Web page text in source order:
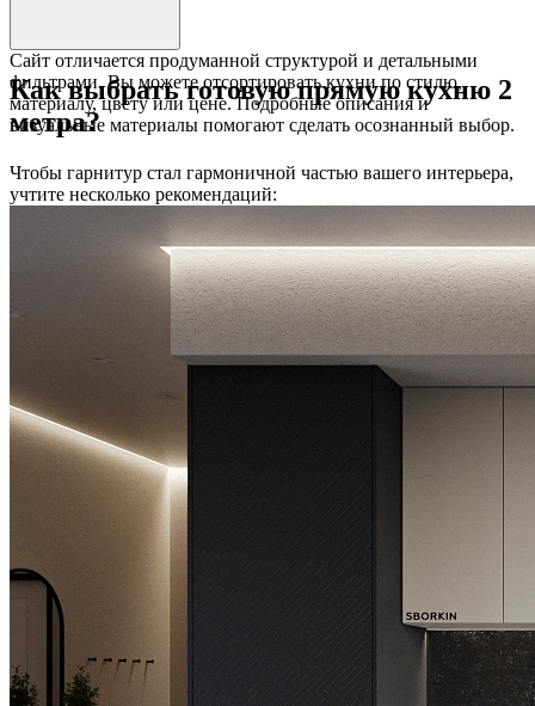
Сайт отличается продуманной структурой и детальными
фильтрами. Вы можете отсортировать кухни по стилю,
материалу, цвету или цене. Подробные описания и
визуальные материалы помогают сделать осознанный выбор.
Как выбрать готовую прямую кухню 2
метра?
Чтобы гарнитур стал гармоничной частью вашего интерьера,
учтите несколько рекомендаций: